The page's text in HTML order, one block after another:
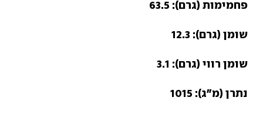
פחמימות (גרם): 63.5
שומן (גרם): 12.3
שומן רווי (גרם): 3.1
נתרן (מ"ג): 1015